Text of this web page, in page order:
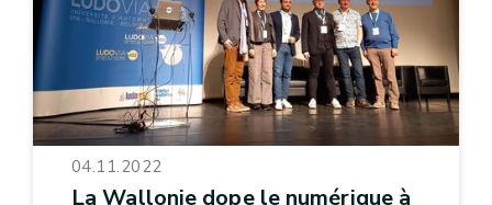
04.11.2022
La Wallonie dope le numérique à